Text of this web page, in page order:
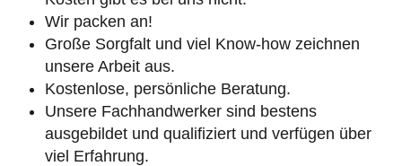
Wir packen an!
Große Sorgfalt und viel Know-how zeichnen
unsere Arbeit aus.
Kostenlose, persönliche Beratung.
Unsere Fachhandwerker sind bestens
ausgebildet und qualifiziert und verfügen über
viel Erfahrung.